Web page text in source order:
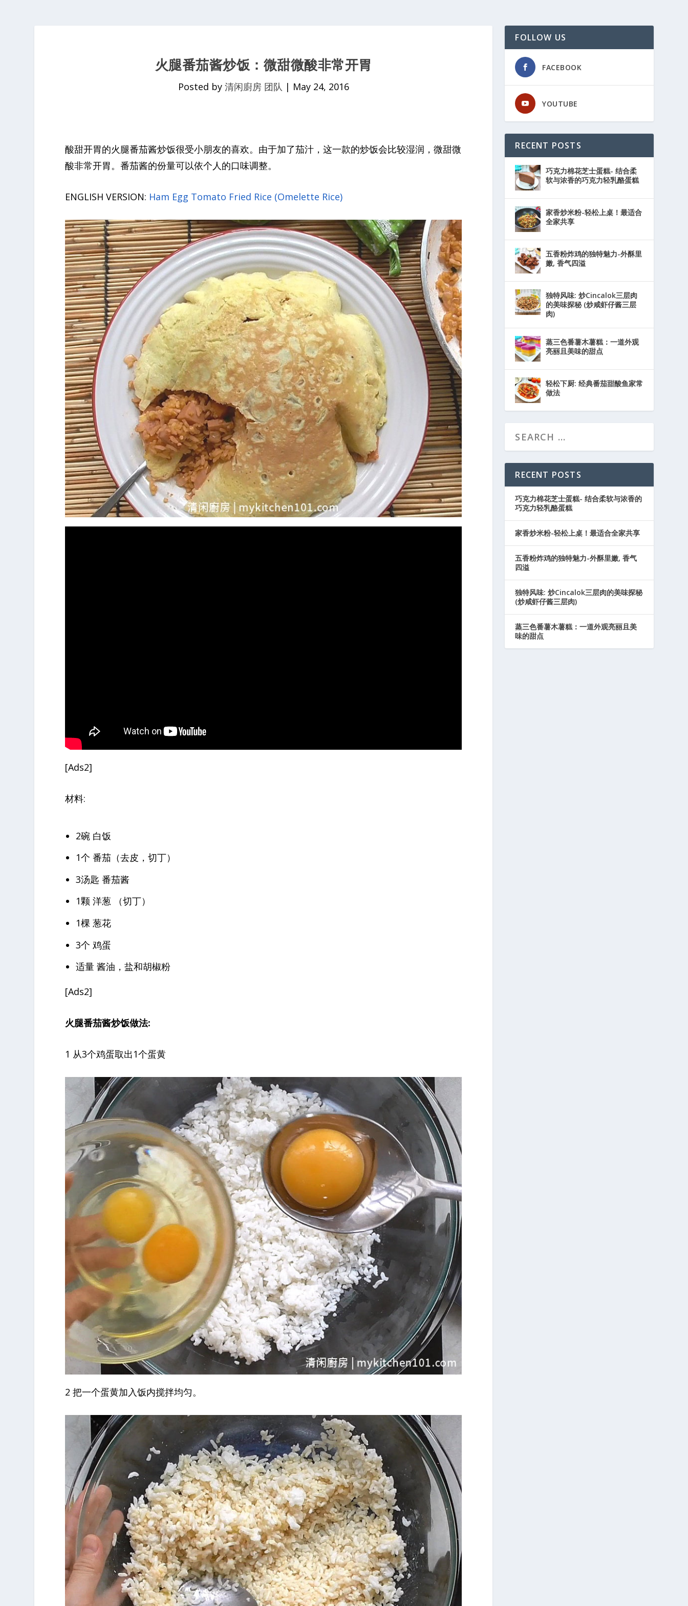
火腿番茄酱炒饭：微甜微酸非常开胃
Posted by 清闲廚房 团队 | May 24, 2016
酸甜开胃的火腿番茄酱炒饭很受小朋友的喜欢。由于加了茄汁，这一款的炒饭会比较湿润，微甜微
酸非常开胃。番茄酱的份量可以依个人的口味调整。
ENGLISH VERSION: Ham Egg Tomato Fried Rice (Omelette Rice)
[Ads2]
材料:
2碗 白饭
1个 番茄（去皮，切丁）
3汤匙 番茄酱
1颗 洋葱 （切丁）
1棵 葱花
3个 鸡蛋
适量 酱油，盐和胡椒粉
[Ads2]
火腿番茄酱炒饭做法:
1 从3个鸡蛋取出1个蛋黄
2 把一个蛋黄加入饭内搅拌均匀。
FOLLOW US
FACEBOOK
YOUTUBE
RECENT POSTS
巧克力棉花芝士蛋糕- 结合柔
软与浓香的巧克力轻乳酪蛋糕
家香炒米粉-轻松上桌！最适合
全家共享
五香粉炸鸡的独特魅力-外酥里
嫩, 香气四溢
独特风味: 炒Cincalok三层肉
的美味探秘 (炒咸虾仔酱三层
肉)
蒸三色番薯木薯糕：一道外观
亮丽且美味的甜点
轻松下厨: 经典番茄甜酸鱼家常
做法
RECENT POSTS
巧克力棉花芝士蛋糕- 结合柔软与浓香的
巧克力轻乳酪蛋糕
家香炒米粉-轻松上桌！最适合全家共享
五香粉炸鸡的独特魅力-外酥里嫩, 香气
四溢
独特风味: 炒Cincalok三层肉的美味探秘
(炒咸虾仔酱三层肉)
蒸三色番薯木薯糕：一道外观亮丽且美
味的甜点